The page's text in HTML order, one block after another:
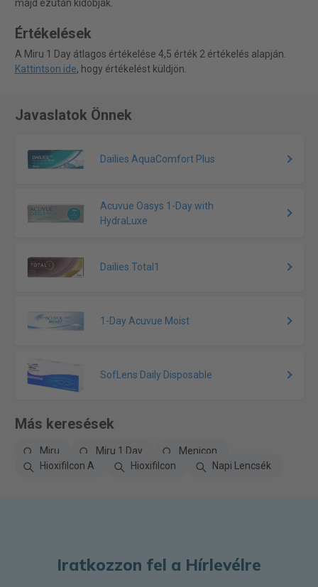
majd ezután kidobják.
Értékelések
A Miru 1 Day átlagos értékelése 4,5 érték 2 értékelés alapján.
Kattintson ide, hogy értékelést küldjön.
Javaslatok Önnek
Dailies AquaComfort Plus
Acuvue Oasys 1-Day with
HydraLuxe
Dailies Total1
1-Day Acuvue Moist
SofLens Daily Disposable
Más keresések
Miru Miru 1 Day
Menicon
Hioxifilcon A
Hioxifilcon Napi Lencsék
Iratkozzon fel a Hírlevélre